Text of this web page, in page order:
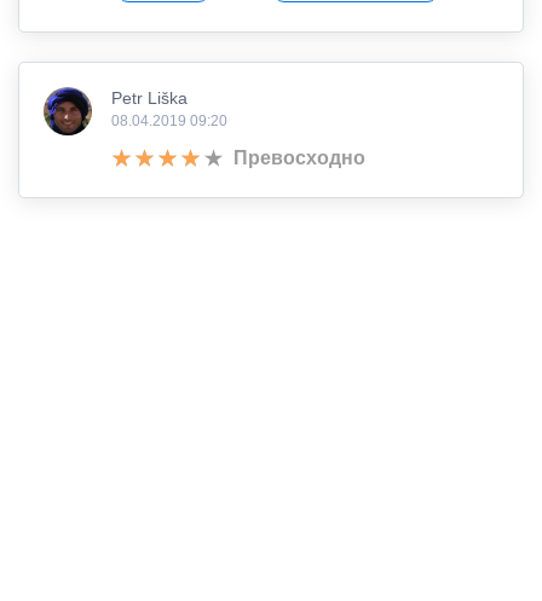
Petr Liška
08.04.2019 09:20
Превосходно